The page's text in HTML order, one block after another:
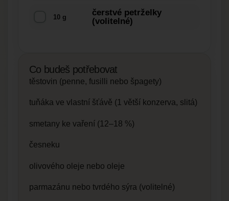
10 g
čerstvé petrželky
(volitelné)
Co budeš potřebovat
těstovin (penne, fusilli nebo špagety)
tuňáka ve vlastní šťávě (1 větší konzerva, slitá)
smetany ke vaření (12–18 %)
česneku
olivového oleje nebo oleje
parmazánu nebo tvrdého sýra (volitelné)